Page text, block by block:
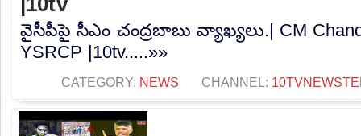
వైసీపీపై సీఎం చంద్రబాబు వ్యాఖ్యలు.| CM
YSRCP |10tv.....»»
CATEGORY: NEWS CHANNEL: